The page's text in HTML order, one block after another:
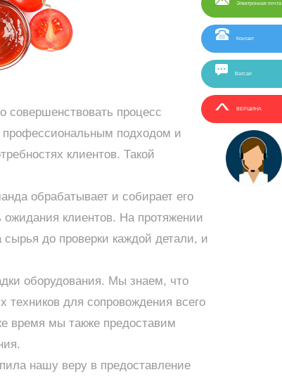
совершенствовать процесс
профессиональным подходом и
клиентов. Такой
обрабатывает и собирает его
ожидания клиентов. На протяжении
сырья до проверки каждой детали, и
оборудования. Мы знаем, что
для сопровождения всего
время мы также предоставим
нашу веру в предоставление
Электронная почта
Контакт
Ватсап
ВЕРШИНА